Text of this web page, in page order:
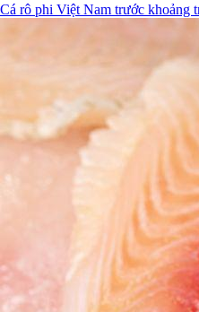
Cá rô phi Việt Nam trước khoảng